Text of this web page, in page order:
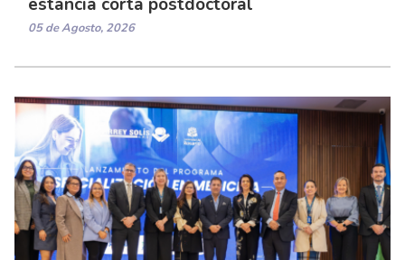
05 de Agosto, 2026